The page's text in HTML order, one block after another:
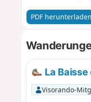
PDF herunterladen
La
Visorando-